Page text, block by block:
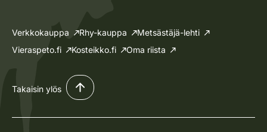
Verkkokauppa Rhy-kauppa
Metsästäjä-lehti
Vieraspeto.fi
Kosteikko.fi Oma riista
Takaisin ylös